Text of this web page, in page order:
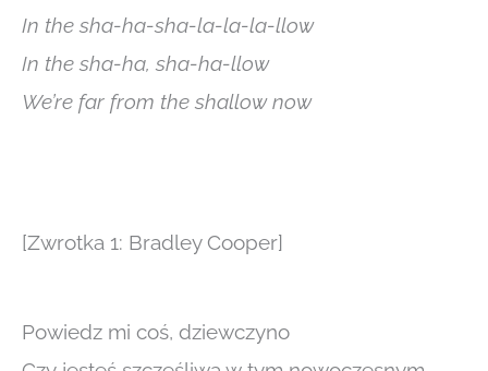
In the sha-ha-sha-la-la-la-llow
In the sha-ha, sha-ha-llow
We’re far from the shallow now
[Zwrotka 1: Bradley Cooper]
Powiedz mi coś, dziewczyno